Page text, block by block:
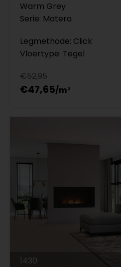
Warm Grey
Serie: Matera
Legmethode: Click
Vloertype: Tegel
€52,95
€47,65
1430